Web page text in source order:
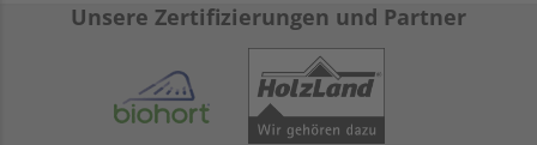
Unsere Zertifizierungen und Partner